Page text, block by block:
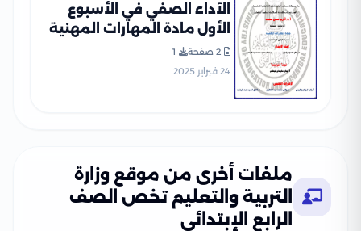
الآداء الصفي في الأسبوع
الأول مادة المهارات المهنية
للصف الرابع الإبتدائي الترم
الثاني 2025 بصيغة PDF
2 صفحة
1
24 فبراير 2025
ملفات أخرى من موقع وزارة
التربية والتعليم تخص الصف
الرابع الإبتدائي